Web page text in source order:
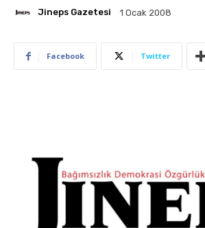
Jineps Gazetesi 1 Ocak 2008
Facebook Twitter